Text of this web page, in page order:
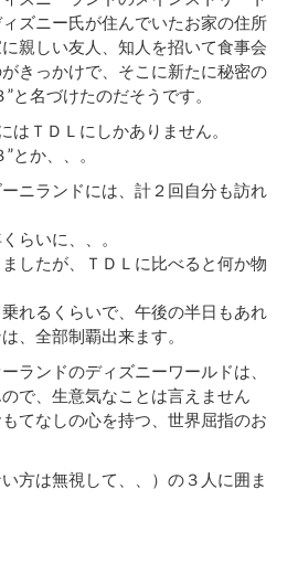
ズニー氏が住んでいたお家の住所
親しい友人、知人を招いて食事会
きっかけで、そこに新たに秘密の
と名づけたのだそうです。
はＴＤＬにしかありません。
とか、、。
ニランドには、計２回自分も訪れ
らいに、、。
したが、ＴＤＬに比べると何か物
れるくらいで、午後の半日もあれ
、全部制覇出来ます。
ランドのディズニーワールドは、
で、生意気なことは言えません
てなしの心を持つ、世界屈指のお
方は無視して、、）の３人に囲ま